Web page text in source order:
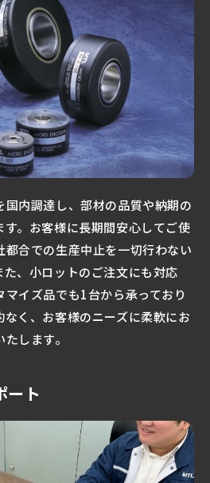
国内調達し、部材の品質や納期の
。お客様に長期間安心してご使
都合での生産中止を一切行わない
、小ロットのご注文にも対応
マイズ品でも1台から承っており
く、お客様のニーズに柔軟にお
します。
ート